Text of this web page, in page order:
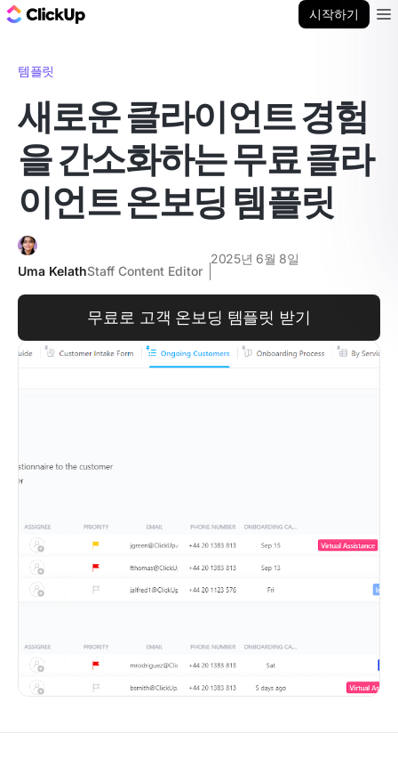
시작하기
템플릿
새로운 클라이언트 경험
을 간소화하는 무료 클라
이언트 온보딩 템플릿
Uma KelathStaff Content Editor
2025년 6월 8일
무료로 고객 온보딩 템플릿 받기